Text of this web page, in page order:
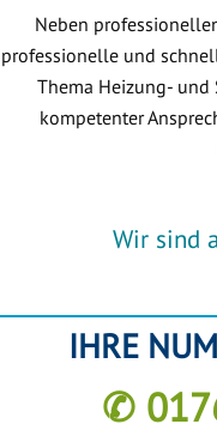
Neben
professionelle und
Thema Heizung- und
kompetenter
Wir sind
IHRE
✆